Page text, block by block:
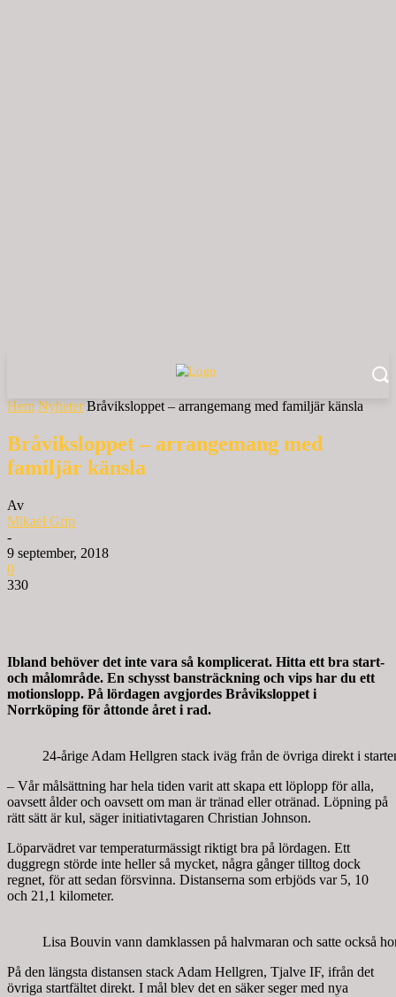
Hem Nyheter Bråviksloppet – arrangemang med familjär känsla
Bråviksloppet – arrangemang med
familjär känsla
Av
Mikael Grip
-
9 september, 2018
0
330
Ibland behöver det inte vara så komplicerat. Hitta ett bra start-
och målområde. En schysst bansträckning och vips har du ett
motionslopp. På lördagen avgjordes Bråviksloppet i
Norrköping för åttonde året i rad.
24-årige Adam Hellgren stack iväg från de övriga direkt i
– Vår målsättning har hela tiden varit att skapa ett löplopp för alla,
oavsett ålder och oavsett om man är tränad eller otränad. Löpning på
rätt sätt är kul, säger initiativtagaren Christian Johnson.
Löparvädret var temperaturmässigt riktigt bra på lördagen. Ett
duggregn störde inte heller så mycket, några gånger tilltog dock
regnet, för att sedan försvinna. Distanserna som erbjöds var 5, 10
och 21,1 kilometer.
Lisa Bouvin vann damklassen på halvmaran och satte också
På den längsta distansen stack Adam Hellgren, Tjalve IF, ifrån det
övriga startfältet direkt. I mål blev det en säker seger med nya